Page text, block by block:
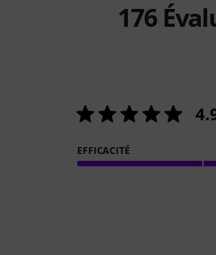
176
EFFICACITÉ